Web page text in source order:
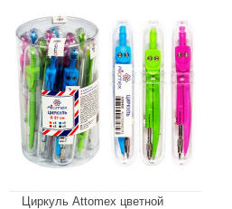
Циркуль Attomex цветной